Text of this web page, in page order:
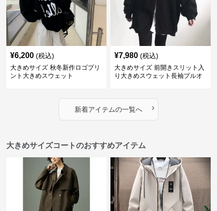
¥6,200 (税込)
大きめサイズ 秋冬新作ロゴプリ
ント大きめスウェット
¥7,980 (税込)
大きめサイズ 前開きスリット入
り大きめスウェット長袖プルオ
新着アイテムの一覧へ ›
大きめサイズコートのおすすめアイテム